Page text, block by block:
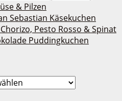
& Pilzen
Sebastian Käsekuchen
Pesto Rosso & Spinat
Puddingkuchen